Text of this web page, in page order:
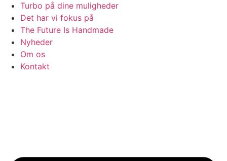
Turbo på dine muligheder
Det har vi fokus på
The Future Is Handmade
Nyheder
Om os
Kontakt